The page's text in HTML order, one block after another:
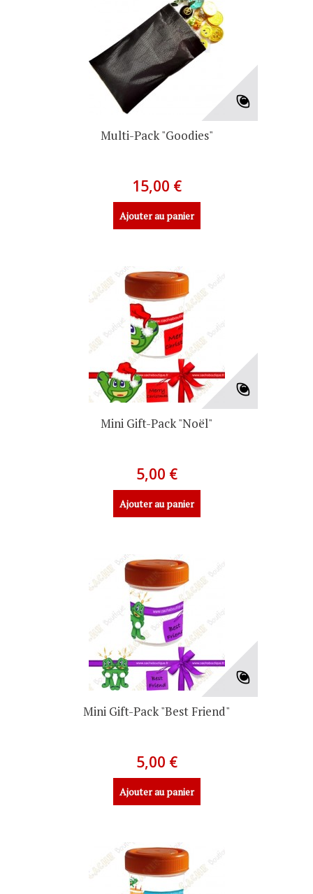
Multi-Pack "Goodies"
15,00 €
Ajouter au panier
Mini Gift-Pack "Noël"
5,00 €
Ajouter au panier
Mini Gift-Pack "Best Friend"
5,00 €
Ajouter au panier